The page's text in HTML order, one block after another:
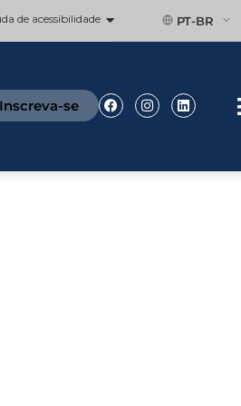
de acessibilidade PT-BR
se Facebook
InstagramLinkedin